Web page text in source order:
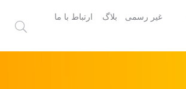
غیر رسمی بلاگ ارتباط با ما